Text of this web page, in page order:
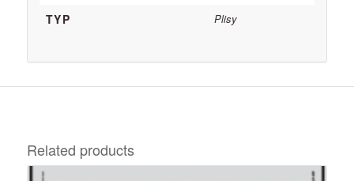
TYP Plisy
Related products